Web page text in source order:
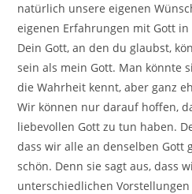
natürlich unsere eigenen
eigenen Erfahrungen mit Gott
Dein Gott, an den du glaubst,
sein als mein Gott. Man könnte
die Wahrheit kennt, aber ganz
Wir können nur darauf hoffen,
liebevollen Gott zu tun haben.
dass wir alle an denselben Gott
schön. Denn sie sagt aus, dass
unterschiedlichen